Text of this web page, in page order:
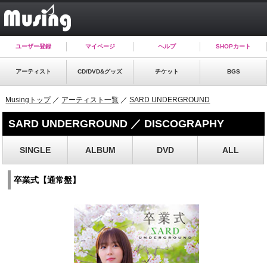
ユーザー登録 マイページ ヘルプ SHOPカート
アーティスト CD/DVD&グッズ チケット BGS
Musingトップ／ アーティスト一覧 ／SARD UNDERGROUND
SARD UNDERGROUND ／ DISCOGRAPHY
SINGLE ALBUM DVD ALL
卒業式【通常盤】